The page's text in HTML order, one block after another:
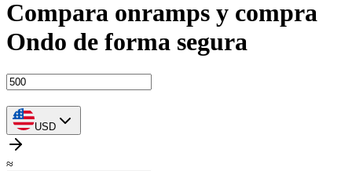
Compara onramps y compra
Ondo de forma segura
USD
≈